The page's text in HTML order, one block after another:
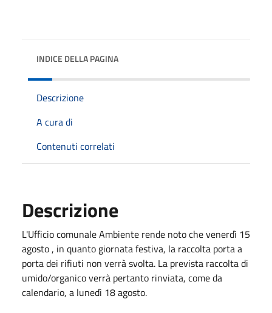
INDICE DELLA PAGINA
Descrizione
A cura di
Contenuti correlati
Descrizione
L'Ufficio comunale Ambiente rende noto che venerdì 15
agosto , in quanto giornata festiva, la raccolta porta a
porta dei rifiuti non verrà svolta. La prevista raccolta di
umido/organico verrà pertanto rinviata, come da
calendario, a lunedì 18 agosto.